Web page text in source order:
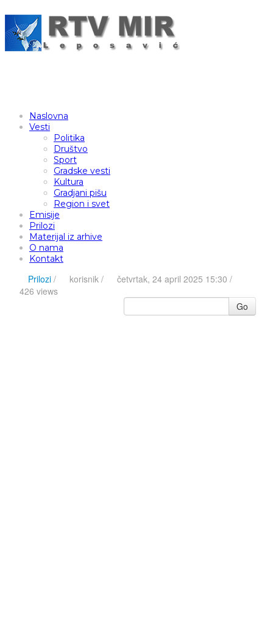
Naslovna
Vesti
Politika
Društvo
Sport
Gradske vesti
Kultura
Gradjani pišu
Region i svet
Emisije
Prilozi
Materijal iz arhive
O nama
Kontakt
Prilozi / korisnik /
četvrtak, 24 april 2025 15:30 /
426 views
Go